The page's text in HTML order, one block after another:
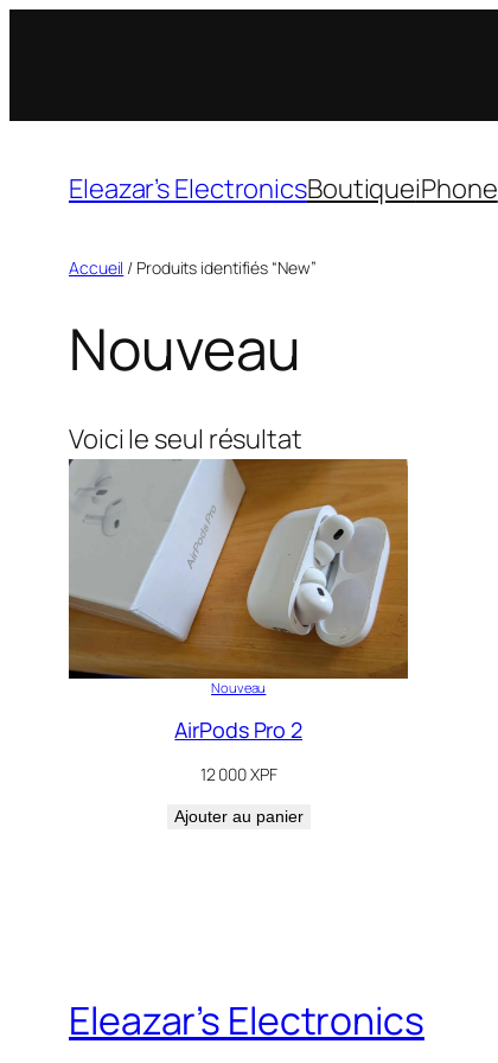
Eleazar’s ElectronicsBoutiqueiPhone
Accueil / Produits identifiés “New”
Nouveau
Voici le seul résultat
Nouveau
AirPods Pro 2
12 000XPF
Ajouter au panier
Eleazar’s Electronics